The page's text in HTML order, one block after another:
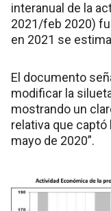
interanual de la
2021/feb 2020)
en 2021 se estima
El documento
modificar la
mostrando un
relativa que
mayo de 2020”.